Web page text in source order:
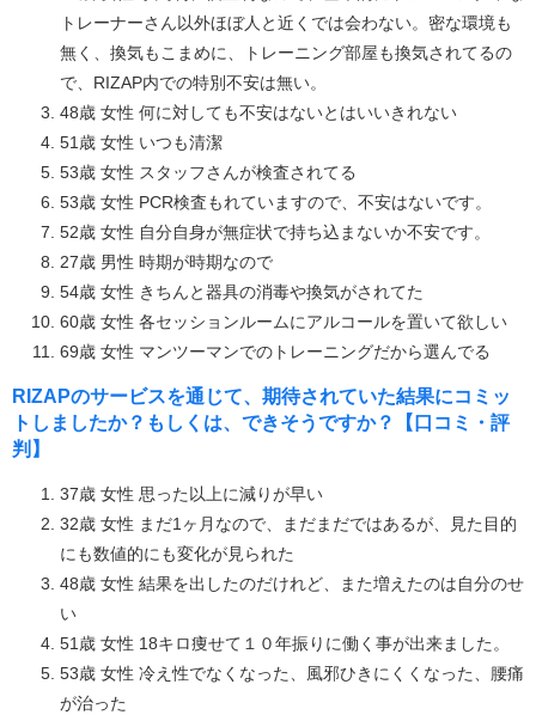
トレーナーさん以外ほぼ人と近くでは会わない。密な環境も
無く、換気もこまめに、トレーニング部屋も換気されてるの
で、RIZAP内での特別不安は無い。
48歳 女性 何に対しても不安はないとはいいきれない
51歳 女性 いつも清潔
53歳 女性 スタッフさんが検査されてる
53歳 女性 PCR検査もれていますので、不安はないです。
52歳 女性 自分自身が無症状で持ち込まないか不安です。
27歳 男性 時期が時期なので
54歳 女性 きちんと器具の消毒や換気がされてた
60歳 女性 各セッションルームにアルコールを置いて欲しい
69歳 女性 マンツーマンでのトレーニングだから選んでる
RIZAPのサービスを通じて、期待されていた結果にコミッ
トしましたか？もしくは、できそうですか？【口コミ・評
判】
37歳 女性 思った以上に減りが早い
32歳 女性 まだ1ヶ月なので、まだまだではあるが、見た目的
にも数値的にも変化が見られた
48歳 女性 結果を出したのだけれど、また増えたのは自分のせ
い
51歳 女性 18キロ痩せて１０年振りに働く事が出来ました。
53歳 女性 冷え性でなくなった、風邪ひきにくくなった、腰痛
が治った